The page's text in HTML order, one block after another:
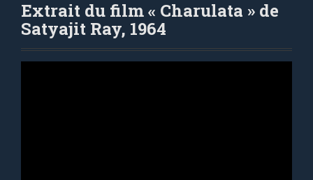
Extrait du film « Charulata » de
Satyajit Ray, 1964